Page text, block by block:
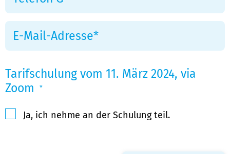
Tarifschulung vom 11. März 2024, via
Zoom
*
Ja, ich nehme an der Schulung teil.